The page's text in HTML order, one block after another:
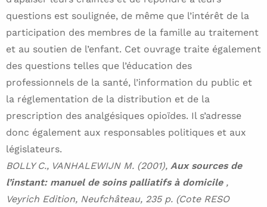
questions est soulignée, de même que l’intérêt de la
participation des membres de la famille au traitement
et au soutien de l’enfant. Cet ouvrage traite également
des questions telles que l’éducation des
professionnels de la santé, l’information du public et
la réglementation de la distribution et de la
prescription des analgésiques opioïdes. Il s’adresse
donc également aux responsables politiques et aux
législateurs.
BOLLY C., VANHALEWIJN M. (2001), Aux sources de
l’instant: manuel de soins palliatifs à domicile ,
Veyrich Edition, Neufchâteau, 235 p. (Cote RESO